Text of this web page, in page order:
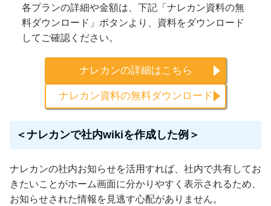
各プランの詳細や金額は、下記「ナレカン資料の無
料ダウンロード」ボタンより、資料をダウンロード
してご確認ください。
ナレカンの詳細はこちら
ナレカン資料の無料ダウンロード
＜ナレカンで社内wikiを作成した例＞
ナレカンの社内お知らせを活用すれば、社内で共有してお
きたいことがホーム画面に分かりやすく表示されるため、
お知らせされた情報を見逃す心配がありません。